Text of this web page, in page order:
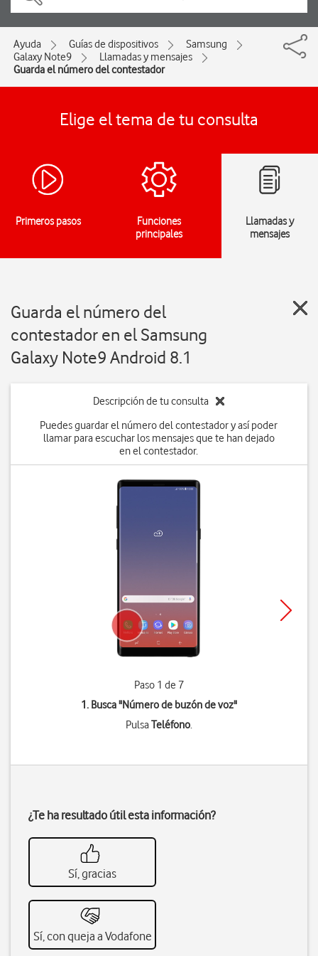
Ayuda Guías de dispositivos
Samsung
Galaxy Note9
Llamadas y mensajes
Guarda el número del contestador
Elige el tema de tu consulta
Primeros pasos
Funciones
principales
Llamadas y
mensajes
Guarda el número del
contestador en el Samsung
Galaxy Note9 Android 8.1
Descripción de tu consulta
Puedes guardar el número del contestador y así poder
llamar para escuchar los mensajes que te han dejado
en el contestador.
Paso 1 de 7
1. Busca "Número de buzón de voz"
PulsaTeléfono.
¿Te ha resultado útil esta información?
Sí, gracias
Sí, con queja a Vodafone